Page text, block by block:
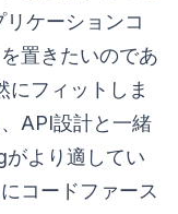
ケーションコ
置きたいのであ
フィットしま
API設計と一緒
より適してい
コードファース